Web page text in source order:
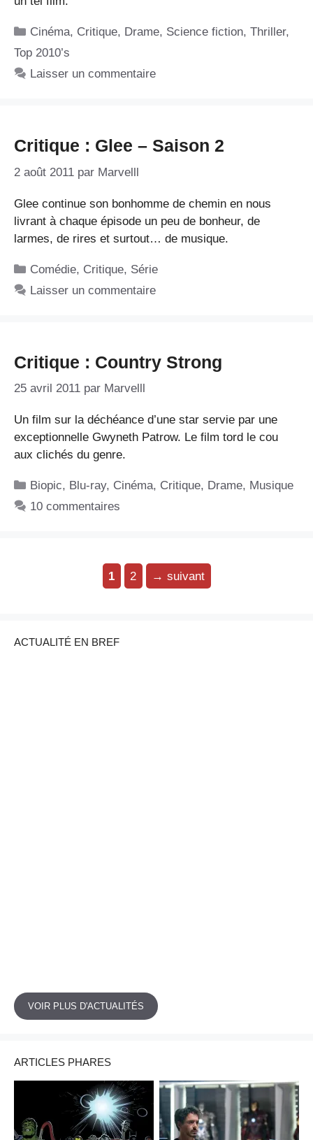
Catégories
Cinéma, Critique, Drame, Science fiction,Thriller,
Top 2010’s
Laisser un commentaire
Critique : Glee – Saison 2
2 août 2011 par Marvelll
Glee continue son bonhomme de chemin en nous
livrant à chaque épisode un peu de bonheur, de
larmes, de rires et surtout… de musique.
Catégories
Comédie, Critique, Série
Laisser un commentaire
Critique : Country Strong
25 avril 2011 par Marvelll
Un film sur la déchéance d’une star servie par une
exceptionnelle Gwyneth Patrow. Le film tord le cou
aux clichés du genre.
Catégories
Biopic, Blu-ray, Cinéma, Critique, Drame, Musique
10 commentaires
Page
1
Page
2
→ suivant
ACTUALITÉ EN BREF
VOIR PLUS D'ACTUALITÉS
ARTICLES PHARES